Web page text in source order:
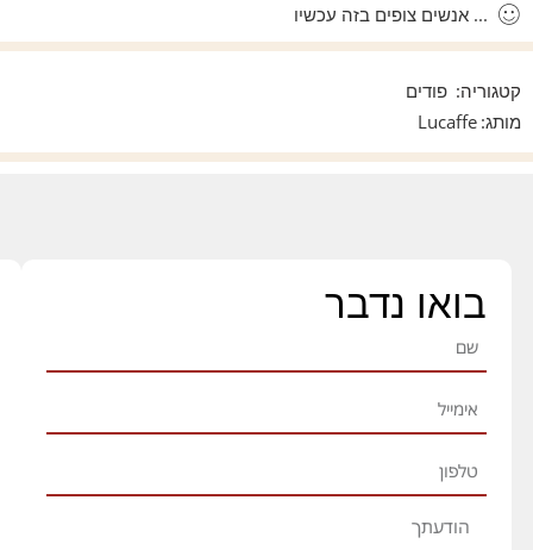
... אנשים צופים בזה עכשיו
קטגוריה: פודים
מותג: Lucaffe
בואו נדבר